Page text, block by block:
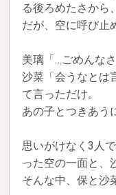
る後ろめたさから
だが、空に呼び止
美璃「…ごめんな
沙菜「会うなとは
て言っただけ。
あの子とつきあう
思いがけなく3人
った空の一面と、
そんな中、保と沙